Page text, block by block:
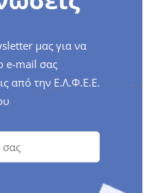
μας για να
e-mail σας
από την Ε.Λ.Φ.Ε.Ε.